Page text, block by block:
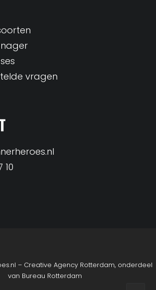
vragen
10
– Creative Agency Rotterdam, onderdeel
van Bureau Rotterdam